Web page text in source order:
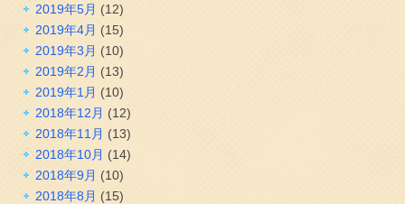
2019年5月 (12)
2019年4月 (15)
2019年3月 (10)
2019年2月 (13)
2019年1月 (10)
2018年12月 (12)
2018年11月 (13)
2018年10月 (14)
2018年9月 (10)
2018年8月 (15)